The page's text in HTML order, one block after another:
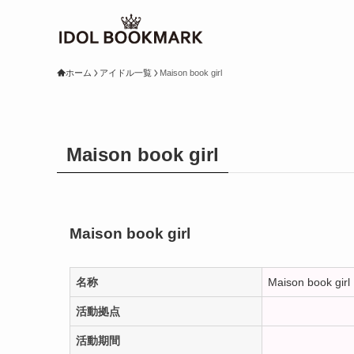
ホーム アイドル一覧 Maison book girl
Maison book girl
Maison book girl
名称 Maison book girl
活動拠点
活動期間